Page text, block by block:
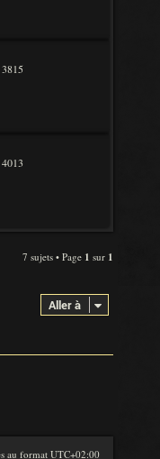
3815
4013
7 sujets • Page 1 sur 1
Aller à
au formatUTC+02:00